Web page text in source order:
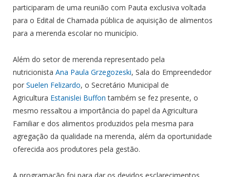
participaram de uma reunião com Pauta exclusiva voltada
para o Edital de Chamada pública de aquisição de alimentos
para a merenda escolar no município.
Além do setor de merenda representado pela
nutricionista Ana Paula Grzegozeski, Sala do Empreendedor
por Suelen Felizardo, o Secretário Municipal de
Agricultura Estanislei Buffon também se fez presente, o
mesmo ressaltou a importância do papel da Agricultura
Familiar e dos alimentos produzidos pela mesma para
agregação da qualidade na merenda, além da oportunidade
oferecida aos produtores pela gestão.